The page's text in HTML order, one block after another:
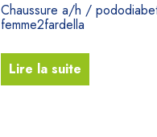
Chaussure a/h /
femme2fardella
Lire la suite